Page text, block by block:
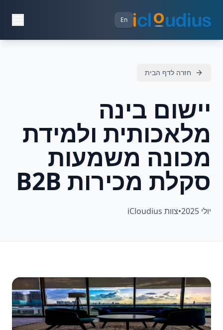
En
חזרה לדף הבית
יישום בינה
מלאכותית ולמידת
מכונה משמעות
סקלת מכירות B2B
יולי 2025 •צוות iCloudius